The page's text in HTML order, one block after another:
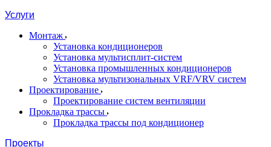
Услуги
Монтаж
Установка кондиционеров
Установка мультисплит-систем
Установка промышленных кондиционеров
Установка мультизональных VRF/VRV систем
Проектирование
Проектирование систем вентиляции
Прокладка трассы
Прокладка трассы под кондиционер
Проекты